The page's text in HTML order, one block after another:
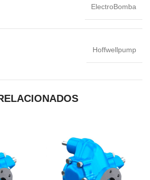
ElectroBomba
Hoffwellpump